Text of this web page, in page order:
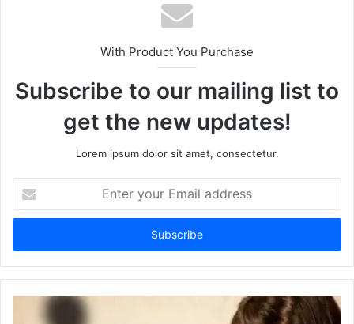
With Product You Purchase
Subscribe to our mailing list to
get the new updates!
Lorem ipsum dolor sit amet, consectetur.
your
Email